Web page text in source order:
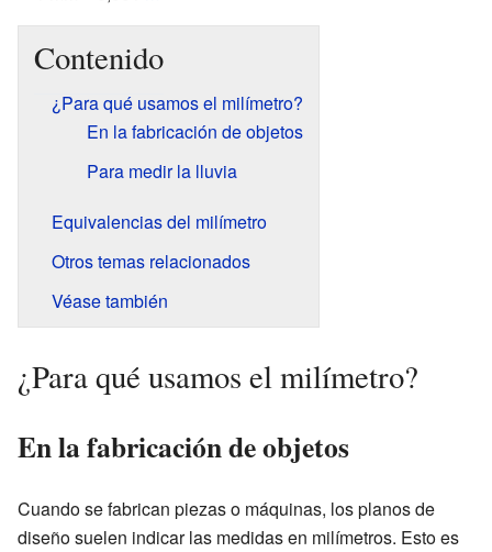
Contenido
¿Para qué usamos el milímetro?
En la fabricación de objetos
Para medir la lluvia
Equivalencias del milímetro
Otros temas relacionados
Véase también
¿Para qué usamos el milímetro?
En la fabricación de objetos
Cuando se fabrican piezas o máquinas, los planos de
diseño suelen indicar las medidas en milímetros. Esto es